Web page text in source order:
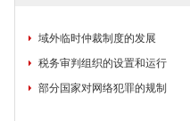
域外临时仲裁制度的发展
税务审判组织的设置和运行
部分国家对网络犯罪的规制